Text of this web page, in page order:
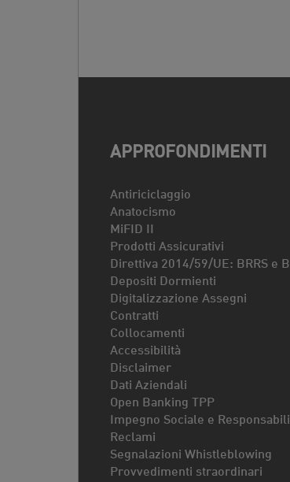
APPROFONDIMENTI
Antiriciclaggio
Anatocismo
MiFID II
Prodotti Assicurativi
Direttiva 2014/59/UE: BRRS e
Depositi Dormienti
Digitalizzazione Assegni
Contratti
Collocamenti
Accessibilità
Disclaimer
Dati Aziendali
Open Banking TPP
Impegno Sociale e
Reclami
Segnalazioni Whistleblowing
Provvedimenti straordinari